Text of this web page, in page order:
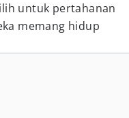
untuk pertahanan
memang hidup